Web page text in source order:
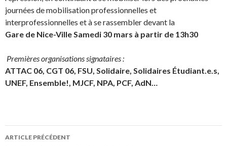
journées de mobilisation professionnelles et
interprofessionnelles et à se rassembler devant la
Gare de Nice-VilleSamedi 30 mars à partir de 13h30
Premières organisations signataires :
ATTAC 06, CGT 06, FSU, Solidaire, Solidaires Étudiant.e.s,
UNEF, Ensemble!, MJCF, NPA, PCF, AdN…
ARTICLE PRÉCÉDENT